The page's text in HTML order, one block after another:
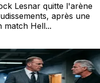
Lesnar quitte l'arène
après une
match Hell...